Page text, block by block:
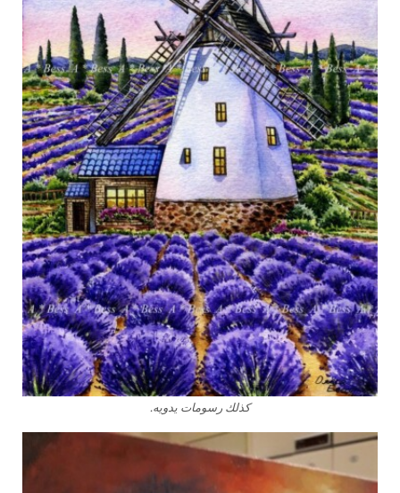
كذلك رسومات يدويه.